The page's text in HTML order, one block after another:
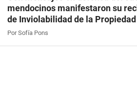
mendocinos manifestaron su
de Inviolabilidad de la
Por Sofía Pons